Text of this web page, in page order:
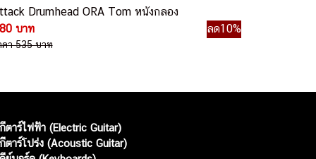
Drumhead ORA Tom หนังกลอง
บาท
ลด10%
คา 535 บาท
กีตาร์ไฟฟ้า (Electric Guitar)
กีตาร์โปร่ง (Acoustic Guitar)